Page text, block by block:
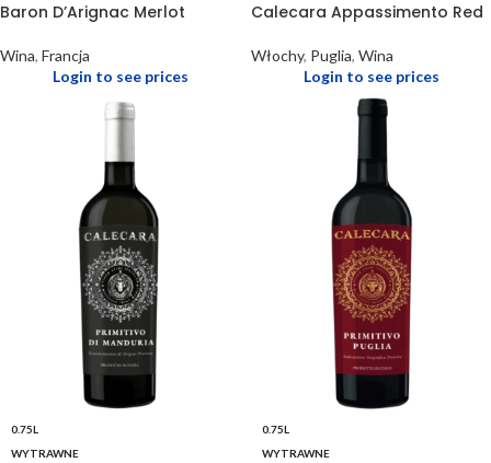
Baron D’Arignac Merlot
Wina, Francja
Login to see prices
Calecara Appassimento Red
Włochy, Puglia, Wina
Login to see prices
0.75L
WYTRAWNE
0.75L
WYTRAWNE